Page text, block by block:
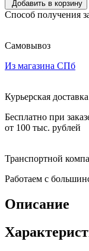
Добавить в корзину
Способ получения
Самовывоз
Из магазина СПб
Курьерская доставка
Бесплатно при
от 100 тыс. рублей
Транспортной
Работаем с
Описание